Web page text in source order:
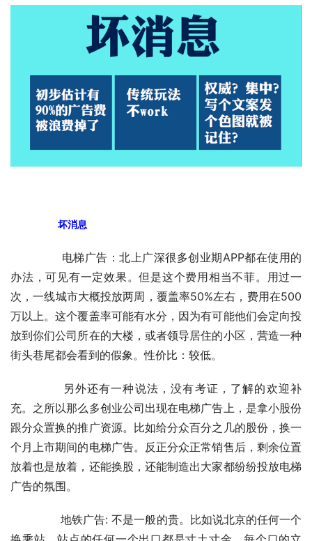
坏消息
办法，可见有一定效果。但是这个费用相当不菲。用过一
次，一线城市大概投放两周，覆盖率50%左右，费用在500
万以上。这个覆盖率可能有水分，因为有可能他们会定向投
放到你们公司所在的大楼，或者领导居住的小区，营造一种
街头巷尾都会看到的假象。性价比：较低。
充。之所以那么多创业公司出现在电梯广告上，是拿小股份
跟分众置换的推广资源。比如给分众百分之几的股份，换一
个月上市期间的电梯广告。反正分众正常销售后，剩余位置
放着也是放着，还能换股，还能制造出大家都纷纷投放电梯
广告的氛围。